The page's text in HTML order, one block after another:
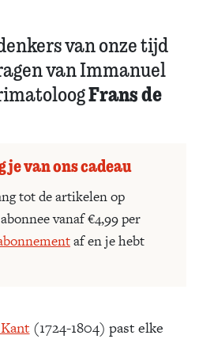
van onze tijd
van Immanuel
Frans de
van ons cadeau
tot de artikelen op
vanaf €4,99 per
af en je hebt
(1724-1804) past elke